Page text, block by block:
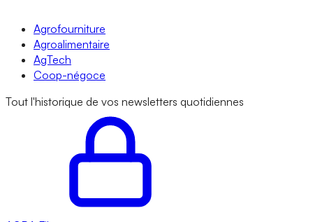
Agrofourniture
Agroalimentaire
AgTech
Coop-négoce
Tout l'historique de vos newsletters quotidiennes